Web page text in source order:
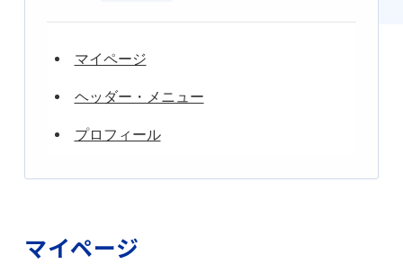
マイページ
ヘッダー・メニュー
プロフィール
マイページ